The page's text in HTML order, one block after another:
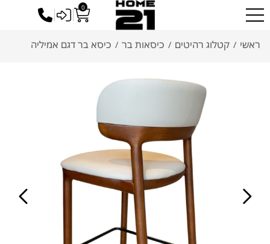
0
כניסה
ראשי / קטלוג רהיטים / כיסאות בר / כיסא בר דגם אמיליה